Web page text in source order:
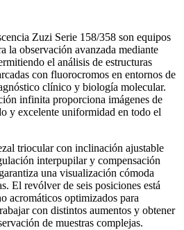
Zuzi Serie 158/358 son equipos
la observación avanzada mediante
el análisis de estructuras
con fluorocromos en entornos de
clínico y biología molecular.
infinita proporciona imágenes de
y excelente uniformidad en todo el
triocular con inclinación ajustable
interpupilar y compensación
una visualización cómoda
El revólver de seis posiciones está
acromáticos optimizados para
con distintos aumentos y obtener
de muestras complejas.